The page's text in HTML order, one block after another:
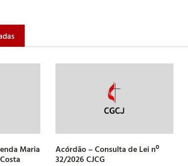
Maria
Acórdão – Consulta de Lei nº
32/2026 CJCG